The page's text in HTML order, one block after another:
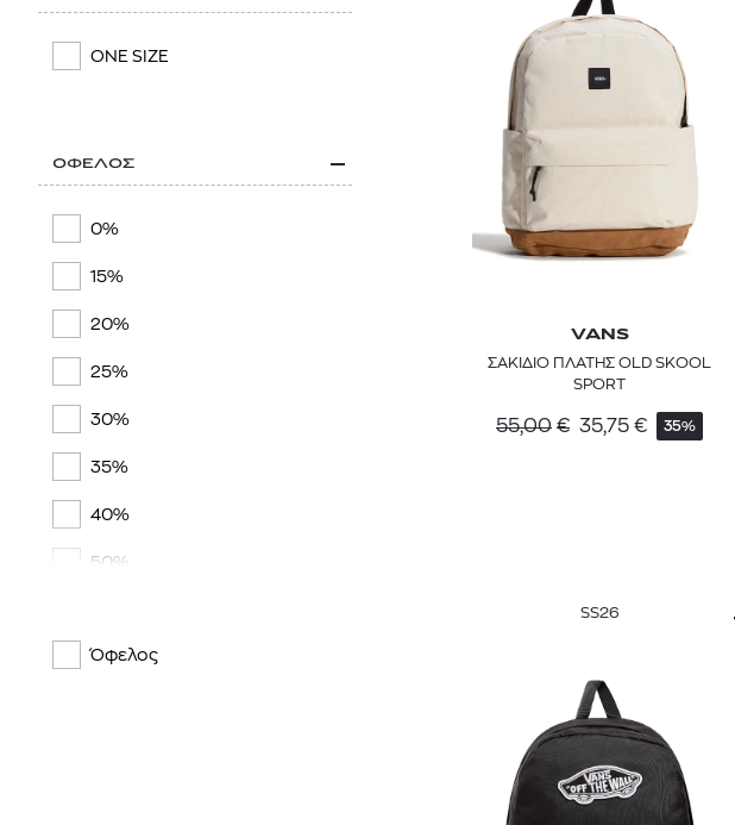
ONE SIZE
ΟΦΕΛΟΣ
0%
15%
20%
25%
30%
35%
40%
50%
Όφελος
VANS
ΣΑΚΙΔΙΟ ΠΛΑΤΗΣ OLD SKOOL
SPORT
55,00 € 35,75 € 35%
SS26